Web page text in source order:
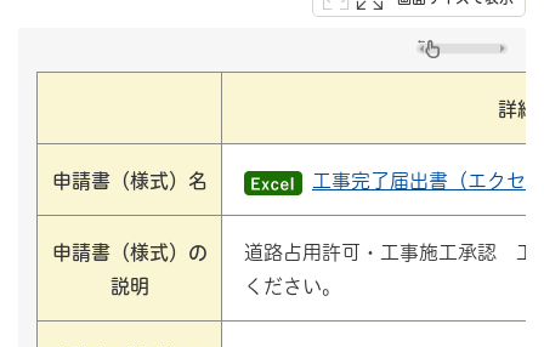
詳細
申請書（様式）名 工事完了届出書（エクセ
申請書（様式）の
説明
道路占用許可・工事施工承認 工
ください。